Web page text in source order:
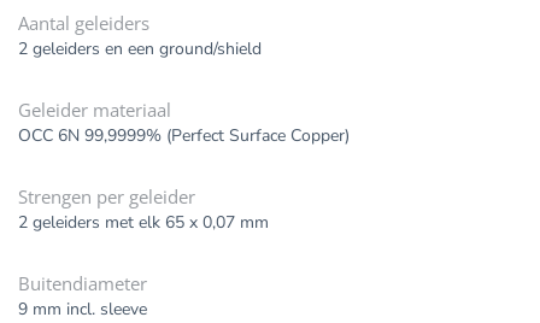
Aantal geleiders
2 geleiders en een ground/shield
Geleider materiaal
OCC 6N 99,9999% (Perfect Surface Copper)
Strengen per geleider
2 geleiders met elk 65 x 0,07 mm
Buitendiameter
9 mm incl. sleeve